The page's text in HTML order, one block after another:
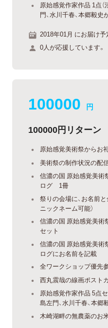
原始感覚作家作品 1点（
門、水川千春、本郷毅史
2018年01月 にお届け予
0人が応援しています。
100000 円
100000円リターン
原始感覚美術祭からお
美術祭の制作状況の配
信濃の国 原始感覚美術
ログ 1冊
祭りの会場に、お名前と
ニックネーム可能）
信濃の国 原始感覚美
セット
信濃の国 原始感覚美術
ログにお名前を記載
全ワークショップ優先参
西丸震哉の線画ポスト
原始感覚作家作品 5点セ
島左門、水川千春、本郷
木崎湖畔の無農薬のお